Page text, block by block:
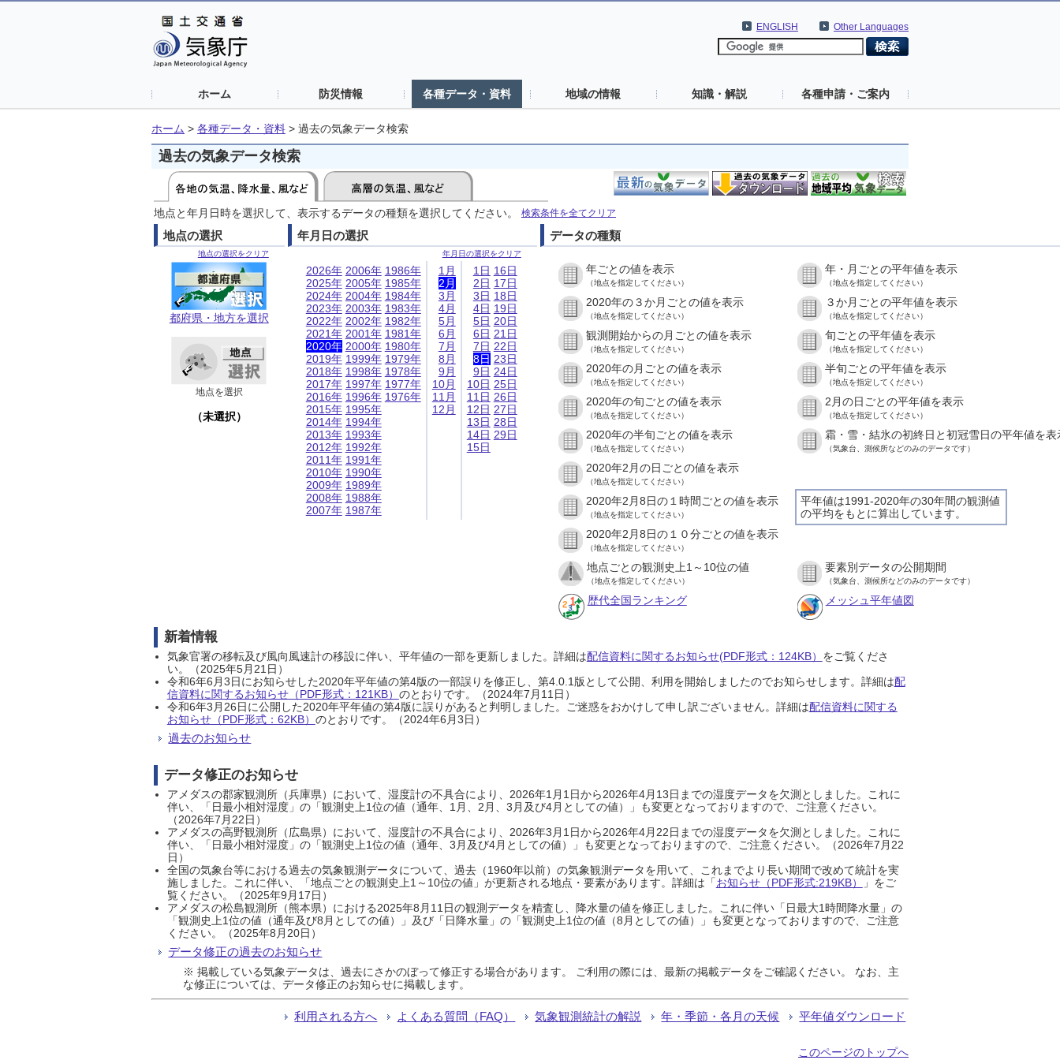
Other Languages
ENGLISH
ホーム 防災情報 各種データ・資料 地域の情報 知識・解説 各種申請・ご案内
ホーム > 各種データ・資料 > 過去の気象データ検索
過去の気象データ検索
地点と年月日時を選択して、表示するデータの種類を選択してください。 検索条件を全てクリア
地点の選択
地点の選択をクリア
都府県・地方を選択
地点を選択
（未選択）
年月日の選択
年月日の選択をクリア
2026年
2025年
2024年
2023年
2022年
2021年
2020年
2019年
2018年
2017年
2016年
2015年
2014年
2013年
2012年
2011年
2010年
2009年
2008年
2007年
2006年
2005年
2004年
2003年
2002年
2001年
2000年
1999年
1998年
1997年
1996年
1995年
1994年
1993年
1992年
1991年
1990年
1989年
1988年
1987年
1986年
1985年
1984年
1983年
1982年
1981年
1980年
1979年
1978年
1977年
1976年
1月
2月
3月
4月
5月
6月
7月
8月
9月
10月
11月
12月
1日
2日
3日
4日
5日
6日
7日
8日
9日
10日
11日
12日
13日
14日
15日
16日
17日
18日
19日
20日
21日
22日
23日
24日
25日
26日
27日
28日
29日
データの種類
年ごとの値を表示
（地点を指定してください）
年・月ごとの平年値を表示
（地点を指定してください）
2020年の３か月ごとの値を表示
（地点を指定してください）
３か月ごとの平年値を表示
（地点を指定してください）
観測開始からの月ごとの値を表示
（地点を指定してください）
旬ごとの平年値を表示
（地点を指定してください）
2020年の月ごとの値を表示
（地点を指定してください）
半旬ごとの平年値を表示
（地点を指定してください）
2020年の旬ごとの値を表示
（地点を指定してください）
2月の日ごとの平年値を表示
（地点を指定してください）
2020年の半旬ごとの値を表示
（地点を指定してください）
霜・雪・結氷の初終日と初冠雪日の平年値を表
（気象台、測候所などのみのデータです）
2020年2月の日ごとの値を表示
（地点を指定してください）
平年値は1991-2020年の30年間の観測値
の平均をもとに算出しています。
2020年2月8日の１時間ごとの値を表示
（地点を指定してください）
2020年2月8日の１０分ごとの値を表示
（地点を指定してください）
地点ごとの観測史上1～10位の値
（地点を指定してください）
要素別データの公開期間
（気象台、測候所などのみのデータです）
歴代全国ランキング メッシュ平年値図
新着情報
気象官署の移転及び風向風速計の移設に伴い、平年値の一部を更新しました。詳細は配信資料に関するお知らせ(PDF形式：124KB） をご覧くださ
い。（2025年5月21日）
令和6年6月3日にお知らせした2020年平年値の第4版の一部誤りを修正し、第4.0.1版として公開、利用を開始しましたのでお知らせします。詳細は配
信資料に関するお知らせ（PDF形式：121KB） のとおりです。（2024年7月11日）
令和6年3月26日に公開した2020年平年値の第4版に誤りがあると判明しました。ご迷惑をおかけして申し訳ございません。詳細は配信資料に関する
お知らせ（PDF形式：62KB） のとおりです。（2024年6月3日）
過去のお知らせ
データ修正のお知らせ
アメダスの郡家観測所（兵庫県）において、湿度計の不具合により、2026年1月1日から2026年4月13日までの湿度データを欠測としました。これに
伴い、「日最小相対湿度」の「観測史上1位の値（通年、1月、2月、3月及び4月としての値）」も変更となっておりますので、ご注意ください。
（2026年7月22日）
アメダスの高野観測所（広島県）において、湿度計の不具合により、2026年3月1日から2026年4月22日までの湿度データを欠測としました。これに
伴い、「日最小相対湿度」の「観測史上1位の値（通年、3月及び4月としての値）」も変更となっておりますので、ご注意ください。（2026年7月22
日）
全国の気象台等における過去の気象観測データについて、過去（1960年以前）の気象観測データを用いて、これまでより長い期間で改めて統計を実
施しました。これに伴い、「地点ごとの観測史上1～10位の値」が更新される地点・要素があります。詳細は「お知らせ（PDF形式:219KB）
」をご
覧ください。（2025年9月17日）
アメダスの松島観測所（熊本県）における2025年8月11日の観測データを精査し、降水量の値を修正しました。これに伴い「日最大1時間降水量」の
「観測史上1位の値（通年及び8月としての値）」及び「日降水量」の「観測史上1位の値（8月としての値）」も変更となっておりますので、ご注意
ください。（2025年8月20日）
データ修正の過去のお知らせ
※ 掲載している気象データは、過去にさかのぼって修正する場合があります。 ご利用の際には、最新の掲載データをご確認ください。 なお、主
な修正については、データ修正のお知らせに掲載します。
利用される方へ よくある質問（FAQ） 気象観測統計の解説 年・季節・各月の天候 平年値ダウンロード
このページのトップへ